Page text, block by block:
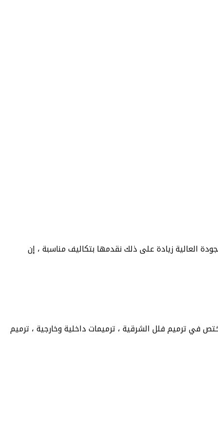
العالية زيادة على ذلك نقدمها بتكاليف مناسبة ، إن
في ترميم فلل الشرقية ، ترميمات داخلية وخارجية ، ترميم